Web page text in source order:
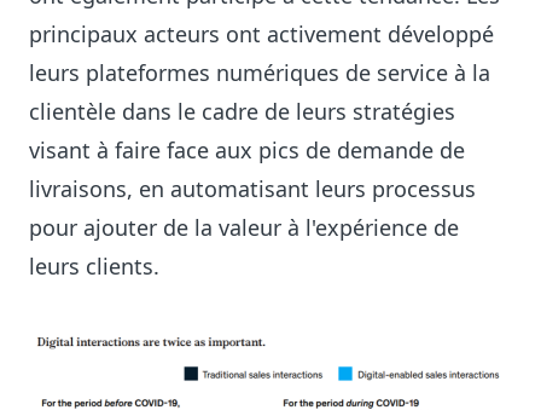
principaux acteurs ont activement développé
leurs plateformes numériques de service à la
clientèle dans le cadre de leurs stratégies
visant à faire face aux pics de demande de
livraisons, en automatisant leurs processus
pour ajouter de la valeur à l'expérience de
leurs clients.